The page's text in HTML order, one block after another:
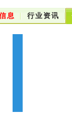
息 行业资讯